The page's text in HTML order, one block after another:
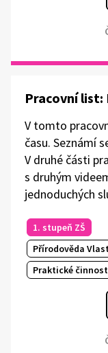
Pracovní list:
V tomto
času. Seznámí
V druhé části
s druhým
jednoduchých
1. stupeň ZŠ
Přírodověda
Praktické